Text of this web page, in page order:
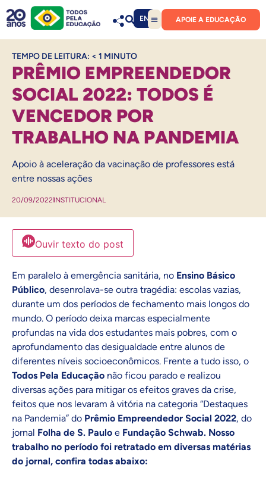
EN APOIE A EDUCAÇÃO
TEMPO DE LEITURA: < 1 MINUTO
PRÊMIO EMPREENDEDOR
SOCIAL 2022: TODOS É
VENCEDOR POR
TRABALHO NA PANDEMIA
Apoio à aceleração da vacinação de professores está
entre nossas ações
20/09/2022 INSTITUCIONAL
Ouvir texto do post
Em paralelo à emergência sanitária, no Ensino Básico
Público, desenrolava-se outra tragédia: escolas vazias,
durante um dos períodos de fechamento mais longos do
mundo. O período deixa marcas especialmente
profundas na vida dos estudantes mais pobres, com o
aprofundamento das desigualdade entre alunos de
diferentes níveis socioeconômicos. Frente a tudo isso, o
Todos Pela Educação não ficou parado e realizou
diversas ações para mitigar os efeitos graves da crise,
feitos que nos levaram à vitória na categoria “Destaques
na Pandemia” do Prêmio Empreendedor Social 2022, do
jornal Folha de S. Paulo e Fundação Schwab. Nosso
trabalho no período foi retratado em diversas matérias
do jornal, confira todas abaixo: